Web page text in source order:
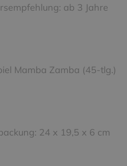
ab 3 Jahre
Mamba Zamba (45-tlg.)
24 x 19,5 x 6 cm